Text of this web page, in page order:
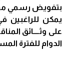
بتفويض رسمي
يمكن للراغبين
على وثــــائق
الدوام للفترة